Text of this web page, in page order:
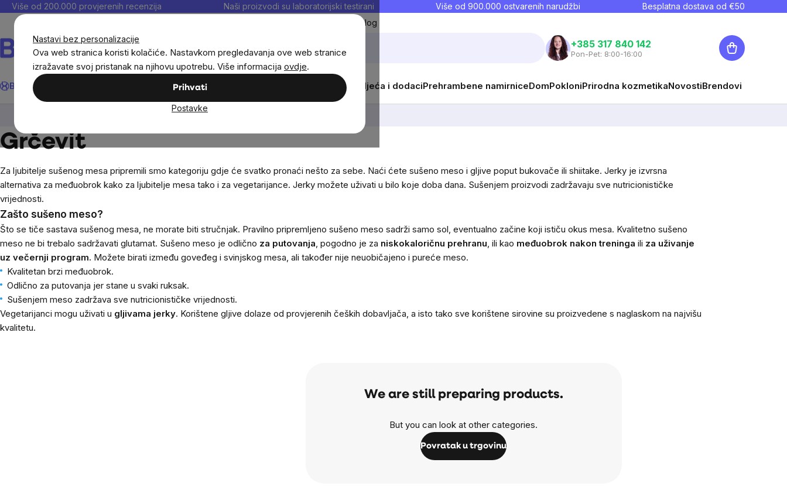
Nastavi bez personalizacije
Ova web stranica koristi kolačiće. Nastavkom pregledavanja ove web stranice
izražavate svoj pristanak na njihovu upotrebu. Više informacija ovdje.
Prihvati
Postavke
Preskoči
Više od 200.000 provjerenih recenzija Naši proizvodi su laboratorijski testirani Više od 900.000 ostvarenih narudžbi Besplatna dostava od €50
Blog
Traži
+385 317 840 142
Pon-Pet: 8:00-16:00
Košarica
BrainMax® Dodaci prehraniNoviteti Sportska odjeća i dodaciPrehrambene namirniceDomPokloniPrirodna kozmetikaNovostiBrendovi
Slatki i slani snackovi
Grčevit
Za ljubitelje sušenog mesa pripremili smo kategoriju gdje će svatko pronaći nešto za sebe. Naći ćete sušeno meso i gljive poput bukovače ili shiitake. Jerky je izvrsna
alternativa za međuobrok kako za ljubitelje mesa tako i za vegetarijance. Jerky možete uživati ​​u bilo koje doba dana. Sušenjem proizvodi zadržavaju sve nutricionističke
vrijednosti.
Zašto sušeno meso?
Što se tiče sastava sušenog mesa, ne morate biti stručnjak. Pravilno pripremljeno sušeno meso sadrži samo sol, eventualno začine koji ističu okus mesa. Kvalitetno sušeno
meso ne bi trebalo sadržavati glutamat. Sušeno meso je odlično za putovanja, pogodno je za niskokaloričnu prehranu, ili kao međuobrok nakon treninga ili za uživanje
uz večernji program. Možete birati između goveđeg i svinjskog mesa, ali također nije neuobičajeno i pureće meso.
Kvalitetan brzi međuobrok.
Odlično za putovanja jer stane u svaki ruksak.
Sušenjem meso zadržava sve nutricionističke vrijednosti.
Vegetarijanci mogu uživati u gljivama jerky. Korištene gljive dolaze od provjerenih čeških dobavljača, a isto tako sve korištene sirovine su proizvedene s naglaskom na najvišu
kvalitetu.
We are still preparing products.
But you can look at other categories.
Povratak u trgovinu